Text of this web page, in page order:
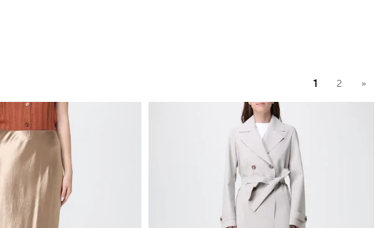
1 2 »